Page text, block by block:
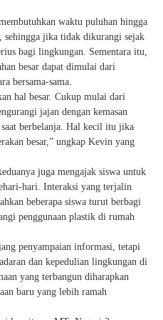
waktu puluhan hingga
sehingga jika tidak dikurangi sejak
bagi lingkungan. Sementara itu,
besar dapat dimulai dari
bersama-sama.
hal besar. Cukup mulai dari
jajan dengan kemasan
berbelanja. Hal kecil itu jika
besar,” ungkap Kevin yang
juga mengajak siswa untuk
hari. Interaksi yang terjalin
beberapa siswa turut berbagi
penggunaan plastik di rumah
penyampaian informasi, tetapi
dan kepedulian lingkungan di
yang terbangun diharapkan
baru yang lebih ramah